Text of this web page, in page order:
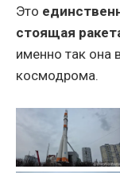
Это
стоящая
именно так она
космодрома.